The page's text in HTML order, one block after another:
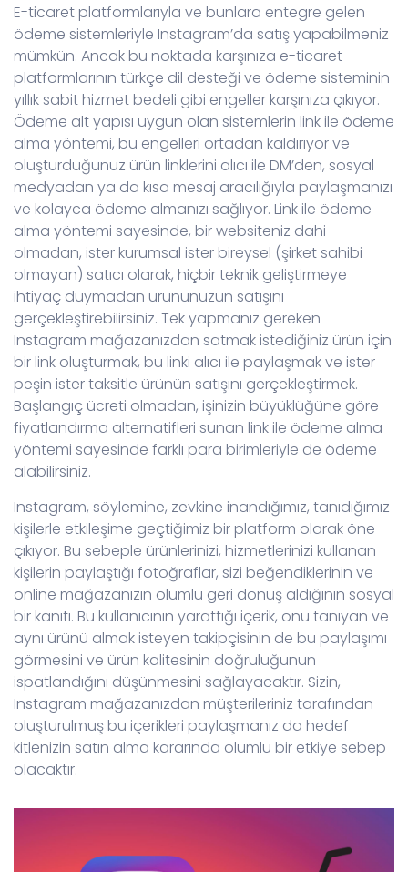
E-ticaret platformlarıyla ve bunlara entegre gelen
ödeme sistemleriyle Instagram’da satış yapabilmeniz
mümkün. Ancak bu noktada karşınıza e-ticaret
platformlarının türkçe dil desteği ve ödeme sisteminin
yıllık sabit hizmet bedeli gibi engeller karşınıza çıkıyor.
Ödeme alt yapısı uygun olan sistemlerin link ile ödeme
alma yöntemi, bu engelleri ortadan kaldırıyor ve
oluşturduğunuz ürün linklerini alıcı ile DM’den, sosyal
medyadan ya da kısa mesaj aracılığıyla paylaşmanızı
ve kolayca ödeme almanızı sağlıyor. Link ile ödeme
alma yöntemi sayesinde, bir websiteniz dahi
olmadan, ister kurumsal ister bireysel (şirket sahibi
olmayan) satıcı olarak, hiçbir teknik geliştirmeye
ihtiyaç duymadan ürününüzün satışını
gerçekleştirebilirsiniz. Tek yapmanız gereken
Instagram mağazanızdan satmak istediğiniz ürün için
bir link oluşturmak, bu linki alıcı ile paylaşmak ve ister
peşin ister taksitle ürünün satışını gerçekleştirmek.
Başlangıç ücreti olmadan, işinizin büyüklüğüne göre
fiyatlandırma alternatifleri sunan link ile ödeme alma
yöntemi sayesinde farklı para birimleriyle de ödeme
alabilirsiniz.
Instagram, söylemine, zevkine inandığımız, tanıdığımız
kişilerle etkileşime geçtiğimiz bir platform olarak öne
çıkıyor. Bu sebeple ürünlerinizi, hizmetlerinizi kullanan
kişilerin paylaştığı fotoğraflar, sizi beğendiklerinin ve
online mağazanızın olumlu geri dönüş aldığının sosyal
bir kanıtı. Bu kullanıcının yarattığı içerik, onu tanıyan ve
aynı ürünü almak isteyen takipçisinin de bu paylaşımı
görmesini ve ürün kalitesinin doğruluğunun
ispatlandığını düşünmesini sağlayacaktır. Sizin,
Instagram mağazanızdan müşterileriniz tarafından
oluşturulmuş bu içerikleri paylaşmanız da hedef
kitlenizin satın alma kararında olumlu bir etkiye sebep
olacaktır.